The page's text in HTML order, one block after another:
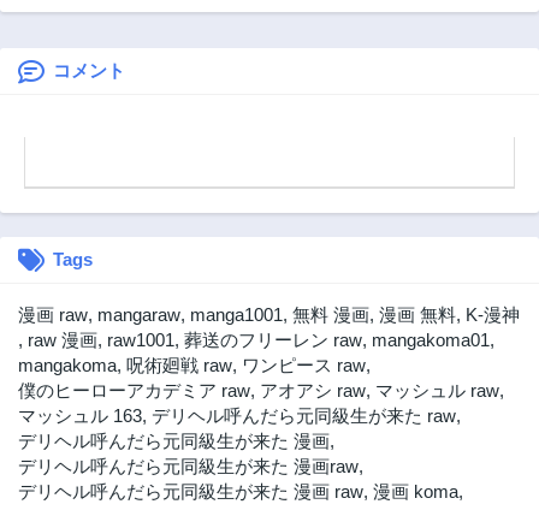
様を買ってしまっ
ーでリーダーにな
コメント
Tags
漫画 raw, mangaraw, manga1001, 無料 漫画, 漫画 無料, K-漫神
, raw 漫画, raw1001, 葬送のフリーレン raw, mangakoma01,
mangakoma, 呪術廻戦 raw, ワンピース raw,
僕のヒーローアカデミア raw, アオアシ raw, マッシュル raw,
マッシュル 163, デリヘル呼んだら元同級生が来た raw,
デリヘル呼んだら元同級生が来た 漫画,
デリヘル呼んだら元同級生が来た 漫画raw,
デリヘル呼んだら元同級生が来た 漫画 raw, 漫画 koma,